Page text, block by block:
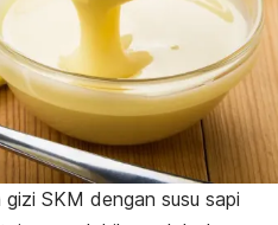
SKM dengan susu sapi